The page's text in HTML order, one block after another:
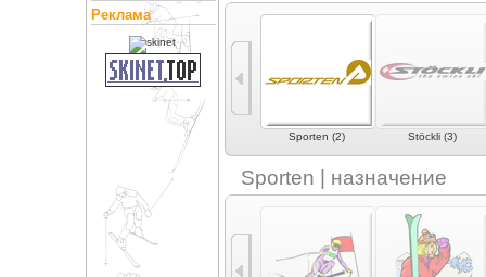
Реклама
Scott (1) Sporten (2) Stöckli (3)
Sporten | назначение